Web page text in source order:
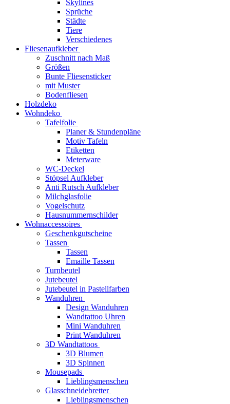
Skylines
Sprüche
Städte
Tiere
Verschiedenes
Fliesenaufkleber
Zuschnitt nach Maß
Größen
Bunte Fliesensticker
mit Muster
Bodenfliesen
Holzdeko
Wohndeko
Tafelfolie
Planer & Stundenpläne
Motiv Tafeln
Etiketten
Meterware
WC-Deckel
Stöpsel Aufkleber
Anti Rutsch Aufkleber
Milchglasfolie
Vogelschutz
Hausnummernschilder
Wohnaccessoires
Geschenkgutscheine
Tassen
Tassen
Emaille Tassen
Turnbeutel
Jutebeutel
Jutebeutel in Pastellfarben
Wanduhren
Design Wanduhren
Wandtattoo Uhren
Mini Wanduhren
Print Wanduhren
3D Wandtattoos
3D Blumen
3D Spinnen
Mousepads
Lieblingsmenschen
Glasschneidebretter
Lieblingsmenschen